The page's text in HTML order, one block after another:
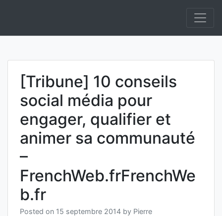
Souverainepement de solutions en Intelligence
[Tribune] 10 conseils
social média pour
engager, qualifier et
animer sa communauté
–
FrenchWeb.frFrenchWe
b.fr
Posted on 15 septembre 2014 by Pierre